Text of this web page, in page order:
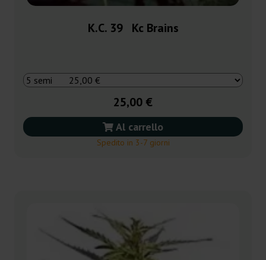
K.C. 39 Kc Brains
25,00 €
Al carrello
Spedito in 3-7 giorni